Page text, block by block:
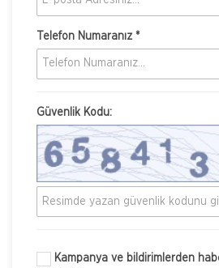
Telefon Numaranız *
Güvenlik Kodu:
Kampanya ve bildirimlerden